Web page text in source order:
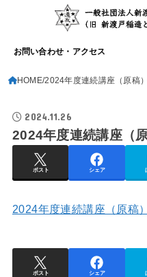
お問い合わせ・アクセス
HOME 2024年度連続講座（原稿
2024.11.26
2024年度連続講座（
ポスト シェア
2024年度連続講座（原稿
ポスト シェア